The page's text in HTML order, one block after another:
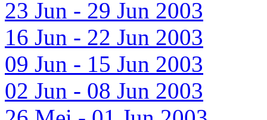
23 Jun - 29 Jun 2003
16 Jun - 22 Jun 2003
09 Jun - 15 Jun 2003
02 Jun - 08 Jun 2003